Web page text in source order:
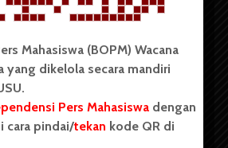
All rights reserved BOPM WACANA.
(BOPM) Wacana merupakan
berdiri di luar kampus dan dikelola
Universitas Sumatera Utara
Wacana merupakan salah satu
(UKM) di Universitas Sumatera
Mahasiswa (BOPM) Wacana
yang dikelola secara mandiri
Pers Mahasiswa dengan
cara pindai/tekan kode QR di